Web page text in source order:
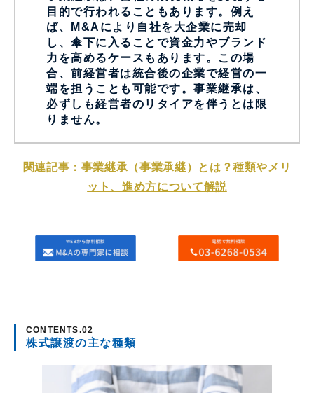
目的で行われることもあります。例え
ば、M&Aにより自社を大企業に売却
し、傘下に入ることで資金力やブランド
力を高めるケースもあります。この場
合、前経営者は統合後の企業で経営の一
端を担うことも可能です。事業継承は、
必ずしも経営者のリタイアを伴うとは限
りません。
関連記事：事業継承（事業承継）とは？種類やメリ
ット、進め方について解説
株式譲渡の主な種類